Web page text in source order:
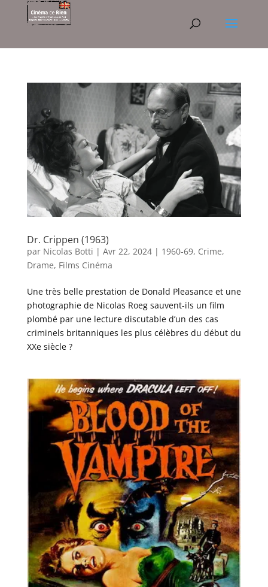
Dr. Crippen (1963)
par Nicolas Botti | Avr 22, 2024| 1960-69, Crime,
Drame, Films Cinéma
Une très belle prestation de Donald Pleasance et une
photographie de Nicolas Roeg sauvent-ils un film
plombé par une lecture discutable d’un des cas
criminels britanniques les plus célèbres du début du
XXe siècle ?